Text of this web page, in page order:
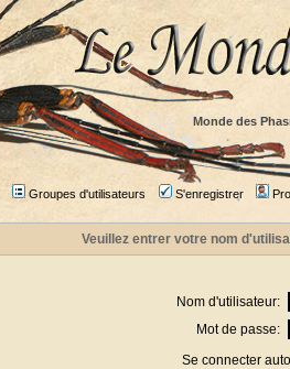
Monde des
Groupes d'utilisateurs S'enregistrer
Veuillez entrer votre nom
Nom d'utilisateur:
Mot de passe:
Se connecter